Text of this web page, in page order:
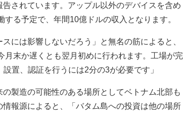
されています。アップル以外のデバイスを含め
る予定で、年間10億ドルの収入となります。
には影響しないだろう」と無名の筋によると、
月末か遅くとも翌月初めに行われます。工場が完
置、認証を行うには2分の3が必要です」
製造の可能性のある場所としてベトナム北部も
報源によると、「バタム島への投資は他の場所